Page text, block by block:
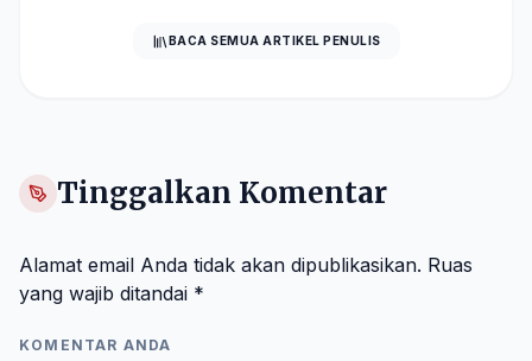
BACA SEMUA ARTIKEL PENULIS
Tinggalkan Komentar
Alamat email Anda tidak akan dipublikasikan. Ruas
yang wajib ditandai *
KOMENTAR ANDA